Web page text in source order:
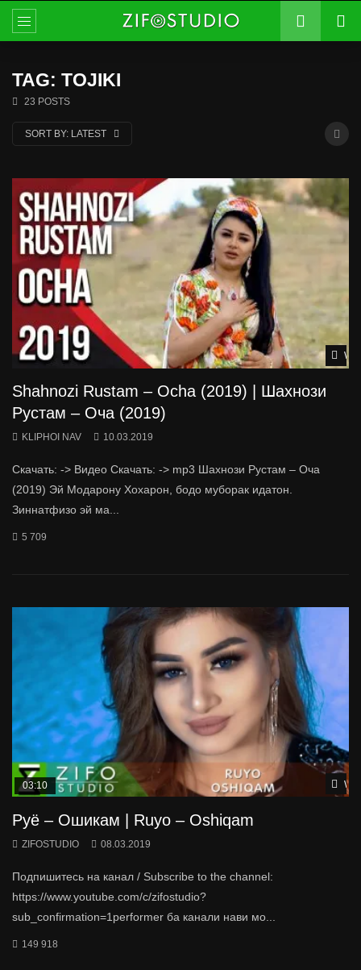
TAG: TOJIKI
23 POSTS
SORT BY: LATEST
Shahnozi Rustam – Ocha (2019) | Шахнози
Рустам – Оча (2019)
KLIPHOI NAV 10.03.2019
Скачать: -> Видео Скачать: -> mp3 Шахнози Рустам – Оча
(2019) Эй Модарону Хохарон, бодо муборак идатон.
Зиннатфизо эй ма...
5 709
03:10
Руё – Ошикам | Ruyo – Oshiqam
ZIFOSTUDIO 08.03.2019
Подпишитесь на канал / Subscribe to the channel:
https://www.youtube.com/c/zifostudio?
sub_confirmation=1performer ба канали нави мо...
149 918